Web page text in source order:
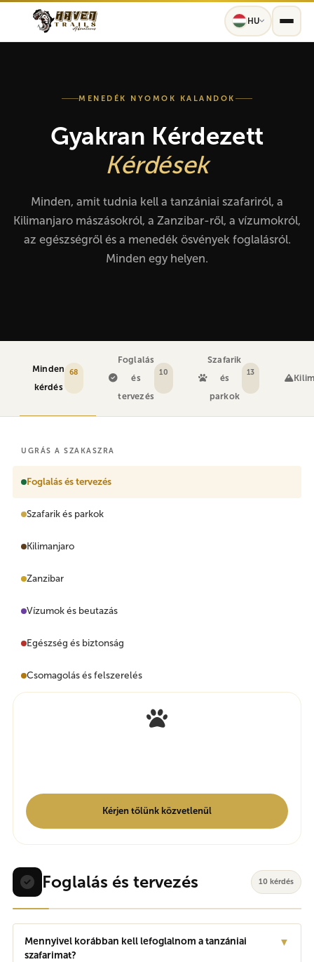
HU
MENEDÉK NYOMOK KALANDOK
Gyakran Kérdezett
Kérdések
Minden, amit tudnia kell a tanzániai szafariról, a
Kilimanjaro mászásokról, a Zanzibar-ről, a vízumokról,
az egészségről és a menedék ösvények foglalásról.
Minden egy helyen.
Minden
kérdés
68
Foglalás
és
tervezés
10
Szafarik
és
parkok
13
UGRÁS A SZAKASZRA
Foglalás és tervezés
Szafarik és parkok
Kilimanjaro
Zanzibar
Vízumok és beutazás
Egészség és biztonság
Csomagolás és felszerelés
Kérjen tőlünk közvetlenül
Foglalás és tervezés 10 kérdés
Mennyivel korábban kell lefoglalnom a tanzániai
szafarimat?
▼